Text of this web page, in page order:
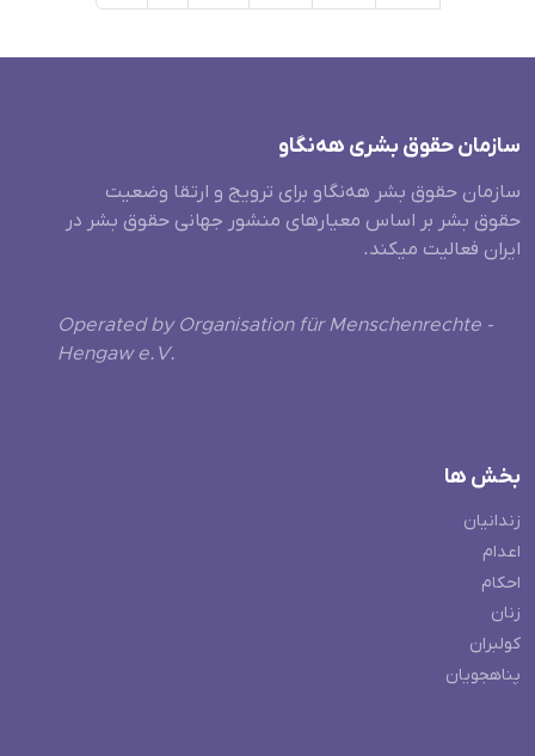
سازمان حقوق بشری هەنگاو
سازمان حقوق بشر هه‌نگاو برای ترویج و ارتقا وضعیت
حقوق بشر بر اساس معیارهای منشور جهانی حقوق بشر در
ایران فعالیت میکند.
Operated by Organisation für Menschenrechte -
Hengaw e.V.
بخش ها
زندانیان
اعدام
احکام
زنان
کولبران
پناهجویان